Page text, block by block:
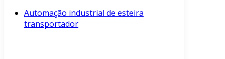
Automação industrial de esteira
transportador